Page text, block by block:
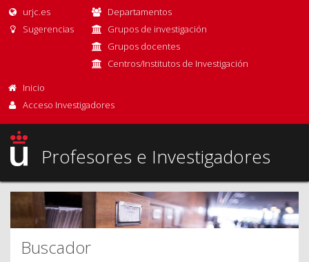
urjc.es
Sugerencias
Departamentos
Grupos de investigación
Grupos docentes
Centros/Institutos de Investigación
Inicio
Acceso Investigadores
Profesores e Investigadores
Buscador